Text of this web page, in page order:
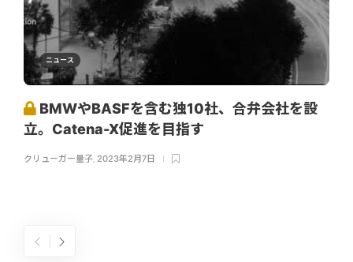
ニュース
BMWやBASFを含む独10社、合弁会社を設
立。Catena-X促進を目指す
クリューガー量子, 2023年2月7日